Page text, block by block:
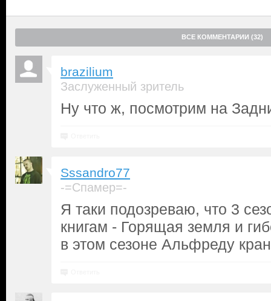
ВСЕ КОММЕНТАРИИ (32)
brazilium
Заслуженный зритель
Ну что ж, посмотрим на
Sssandro77
-=Спамер=-
Я таки подозреваю, что 3
книгам - Горящая земля и
в этом сезоне Альфреду